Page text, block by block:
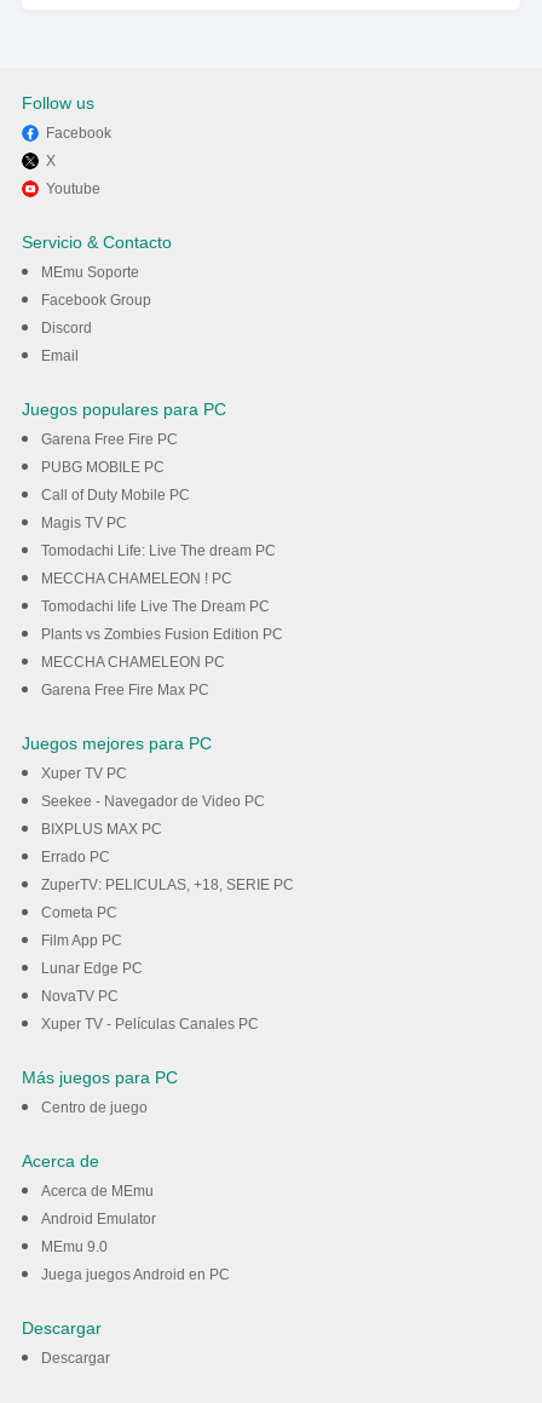
Follow us
Facebook
X
Youtube
Servicio & Contacto
MEmu Soporte
Facebook Group
Discord
Email
Juegos populares para PC
Garena Free Fire PC
PUBG MOBILE PC
Call of Duty Mobile PC
Magis TV PC
Tomodachi Life: Live The dream PC
MECCHA CHAMELEON ! PC
Tomodachi life Live The Dream PC
Plants vs Zombies Fusion Edition PC
MECCHA CHAMELEON PC
Garena Free Fire Max PC
Juegos mejores para PC
Xuper TV PC
Seekee - Navegador de Video PC
BIXPLUS MAX PC
Errado PC
ZuperTV: PELICULAS, +18, SERIE PC
Cometa PC
Film App PC
Lunar Edge PC
NovaTV PC
Xuper TV - Películas Canales PC
Más juegos para PC
Centro de juego
Acerca de
Acerca de MEmu
Android Emulator
MEmu 9.0
Juega juegos Android en PC
Descargar
Descargar